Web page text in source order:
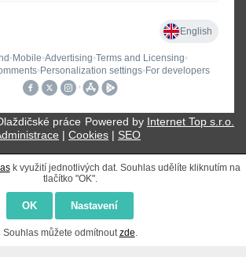
Powered by Internet Top s.r.o.
práce
| Cookies | SEO
k využití jednotlivých dat. Souhlas udělíte kliknutím na
tlačítko "OK".
OK Nastavení
Souhlas můžete odmítnoutzde.